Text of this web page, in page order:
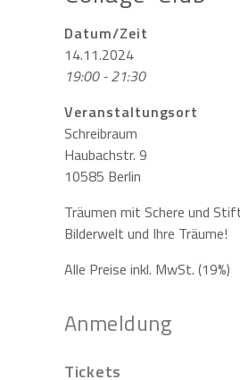
Datum/Zeit
14.11.2024
19:00 - 21:30
Veranstaltungsort
Schreibraum
Haubachstr. 9
10585 Berlin
Träumen mit Schere und
Bilderwelt und Ihre Träume!
Alle Preise inkl. MwSt. (19%)
Anmeldung
Tickets